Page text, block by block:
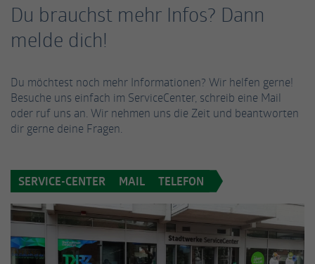
Du brauchst mehr Infos? Dann
melde dich!
Du möchtest noch mehr Informationen? Wir helfen gerne!
Besuche uns einfach im ServiceCenter, schreib eine Mail
oder ruf uns an. Wir nehmen uns die Zeit und beantworten
dir gerne deine Fragen.
SERVICE-CENTER MAIL TELEFON